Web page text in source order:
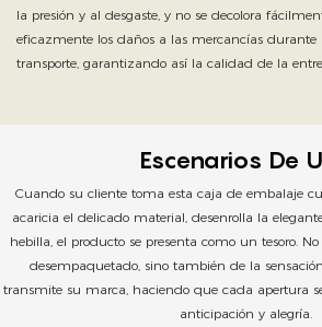
la presión y al desgaste, y no se decolora
eficazmente los daños a las mercancías durante
transporte, garantizando así la calidad de la
Escenarios De
Cuando su cliente toma esta caja de embalaje
acaricia el delicado material, desenrolla la
hebilla, el producto se presenta como un tesoro.
desempaquetado, sino también de la
transmite su marca, haciendo que cada apertura
anticipación y alegría.